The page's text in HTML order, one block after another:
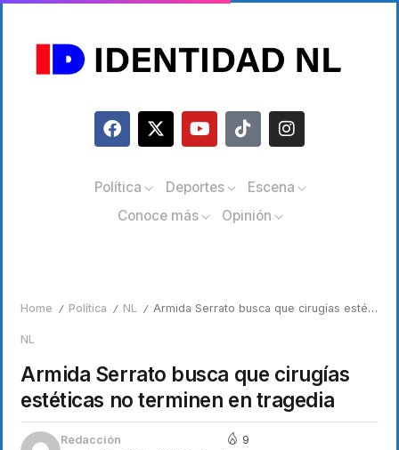
Política Deportes
Escena
Conoce más
Opinión
Home / Política / NL / Armida Serrato busca que cirugías estéticas no terminen en tragedia
NL
Armida Serrato busca que cirugías
estéticas no terminen en tragedia
Redacción
9